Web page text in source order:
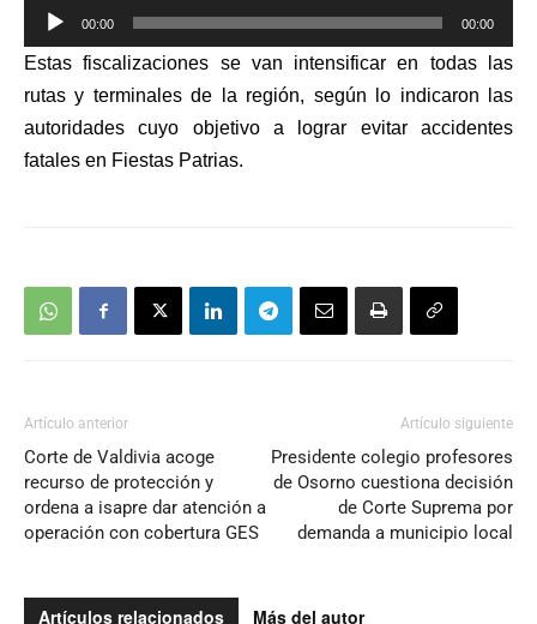
Reproductor
de
audio
00:00 00:00
Estas fiscalizaciones se van intensificar en todas las
rutas y terminales de la región, según lo indicaron las
autoridades cuyo objetivo a lograr evitar accidentes
fatales en Fiestas Patrias.
Artículo anterior
Corte de Valdivia acoge
recurso de protección y
ordena a isapre dar atención a
operación con cobertura GES
Artículo siguiente
Presidente colegio profesores
de Osorno cuestiona decisión
de Corte Suprema por
demanda a municipio local
Artículos relacionados Más del autor